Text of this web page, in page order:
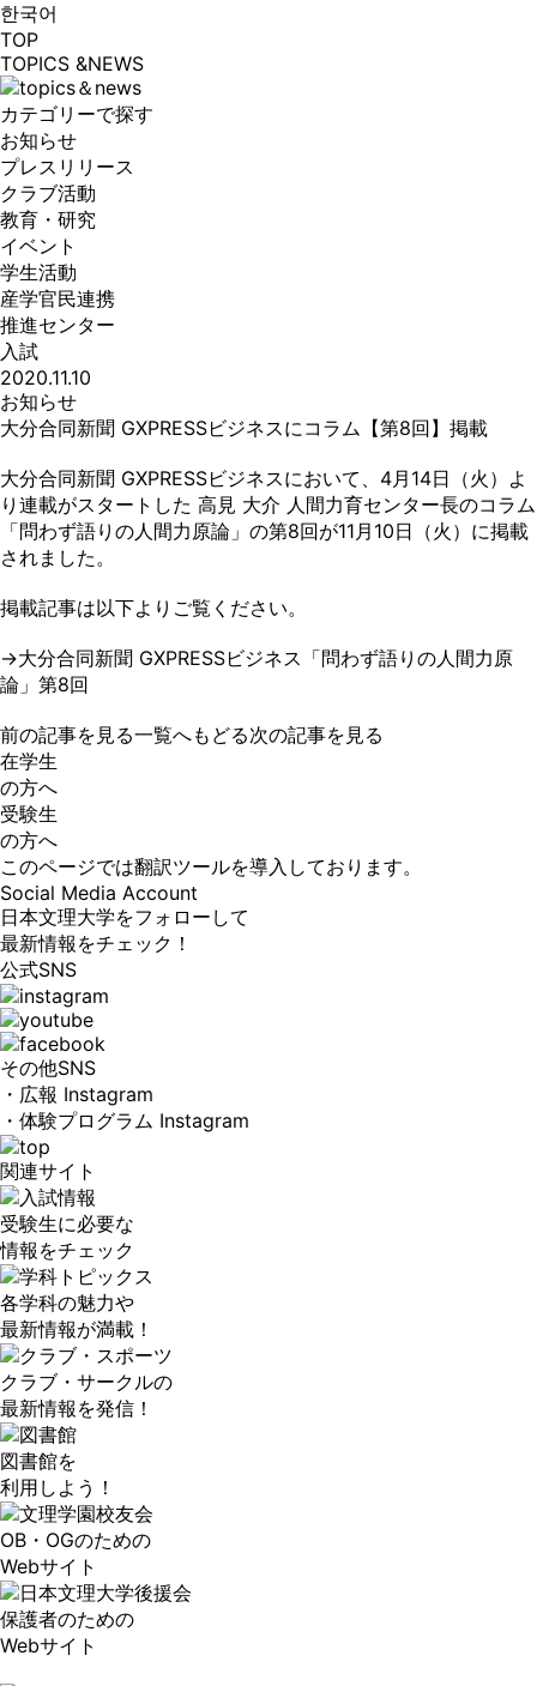
한국어
TOP
TOPICS &NEWS
カテゴリーで探す
お知らせ
プレスリリース
クラブ活動
教育・研究
イベント
学生活動
産学官民連携
推進センター
入試
2020.11.10
お知らせ
大分合同新聞 GXPRESSビジネスにコラム【第8回】掲載
大分合同新聞 GXPRESSビジネスにおいて、4月14日（火）よ
り連載がスタートした 高見 大介 人間力育センター長のコラム
「問わず語りの人間力原論」の第8回が11月10日（火）に掲載
されました。
掲載記事は以下よりご覧ください。
→大分合同新聞 GXPRESSビジネス「問わず語りの人間力原
論」第8回
前の記事を見る一覧へもどる次の記事を見る
在学生
の方へ
受験生
の方へ
このページでは翻訳ツールを導入しております。
Social Media Account
日本文理大学をフォローして
最新情報をチェック！
公式SNS
その他SNS
・広報 Instagram
・体験プログラム Instagram
関連サイト
受験生に必要な
情報をチェック
各学科の魅力や
最新情報が満載！
クラブ・サークルの
最新情報を発信！
図書館を
利用しよう！
OB・OGのための
Webサイト
保護者のための
Webサイト